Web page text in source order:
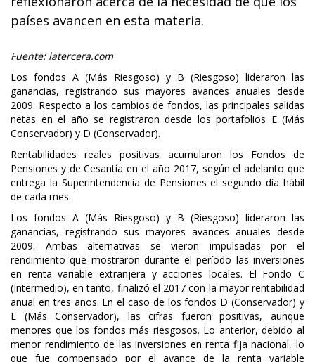
países avancen en esta materia.
Fuente: latercera.com
Los fondos A (Más Riesgoso) y B (Riesgoso) lideraron las
ganancias, registrando sus mayores avances anuales desde
2009. Respecto a los cambios de fondos, las principales salidas
netas en el año se registraron desde los portafolios E (Más
Conservador) y D (Conservador).
Rentabilidades reales positivas acumularon los Fondos de
Pensiones y de Cesantía en el año 2017, según el adelanto que
entrega la Superintendencia de Pensiones el segundo día hábil
de cada mes.
Los fondos A (Más Riesgoso) y B (Riesgoso) lideraron las
ganancias, registrando sus mayores avances anuales desde
2009. Ambas alternativas se vieron impulsadas por el
rendimiento que mostraron durante el período las inversiones
en renta variable extranjera y acciones locales. El Fondo C
(Intermedio), en tanto, finalizó el 2017 con la mayor rentabilidad
anual en tres años. En el caso de los fondos D (Conservador) y
E (Más Conservador), las cifras fueron positivas, aunque
menores que los fondos más riesgosos. Lo anterior, debido al
menor rendimiento de las inversiones en renta fija nacional, lo
que fue compensado por el avance de la renta variable